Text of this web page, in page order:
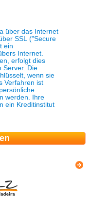
über das Internet
SSL ("Secure
Internet.
erfolgt dies
Server. Die
wenn sie
Verfahren ist
werden. Ihre
ein Kreditinstitut